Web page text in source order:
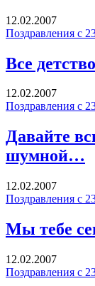
12.02.2007
Поздравления с
Все
12.02.2007
Поздравления с
Давайте
шумной…
12.02.2007
Поздравления с
Мы тебе
12.02.2007
Поздравления с